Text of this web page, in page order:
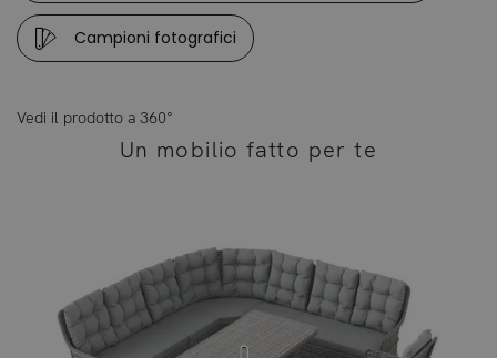
Campioni fotografici
Vedi il prodotto a 360°
Un mobilio fatto per te